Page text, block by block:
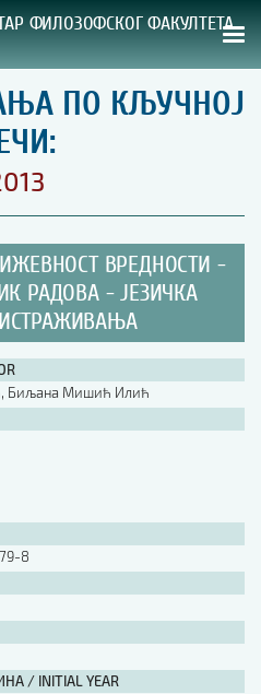
ФИЛОЗОФСКОГ ФАКУЛТЕТА
ИЗДАЊА
дела
[B5, ћир]
[B5, лат]
[B5, енг]
ПО КЉУЧНОЈ
ВРЕДНОСТИ -
РАДОВА - ЈЕЗИЧКА
ИСТРАЖИВАЊА
Биљана Мишић Илић
8
/ INITIAL YEAR